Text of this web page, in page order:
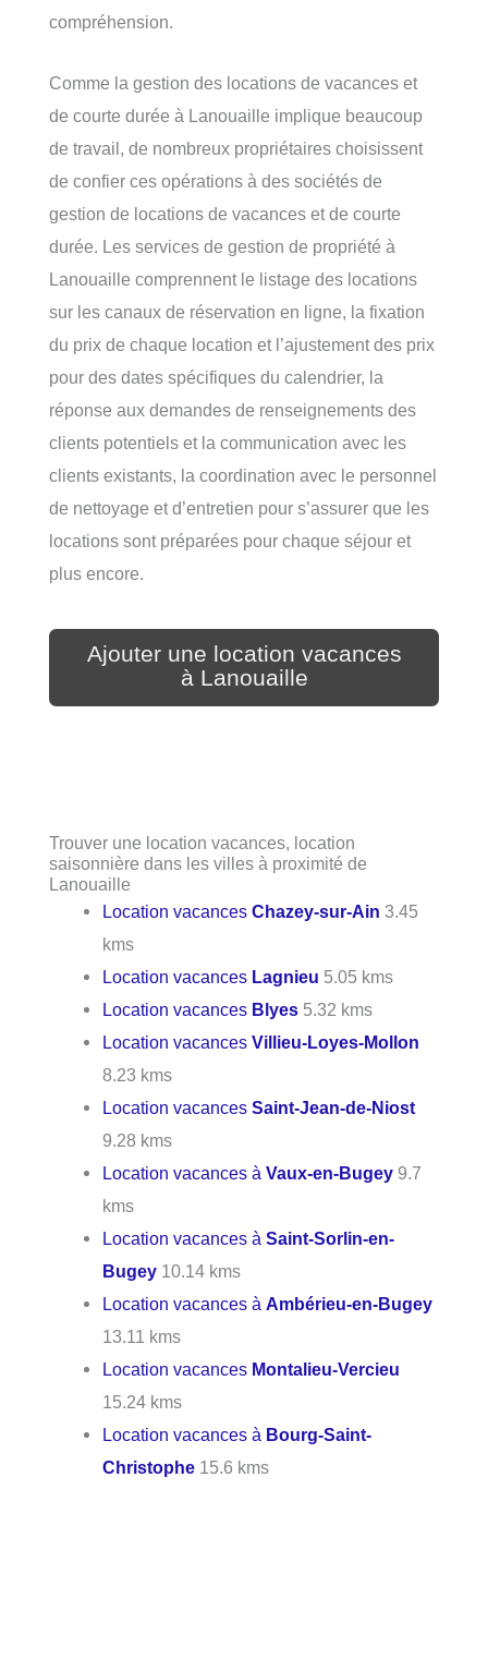
compréhension.
Comme la gestion des locations de vacances et
de courte durée à Lanouaille implique beaucoup
de travail, de nombreux propriétaires choisissent
de confier ces opérations à des sociétés de
gestion de locations de vacances et de courte
durée. Les services de gestion de propriété à
Lanouaille comprennent le listage des locations
sur les canaux de réservation en ligne, la fixation
du prix de chaque location et l’ajustement des prix
pour des dates spécifiques du calendrier, la
réponse aux demandes de renseignements des
clients potentiels et la communication avec les
clients existants, la coordination avec le personnel
de nettoyage et d’entretien pour s’assurer que les
locations sont préparées pour chaque séjour et
plus encore.
Ajouter une location vacances
à Lanouaille
Trouver une location vacances, location
saisonnière dans les villes à proximité de
Lanouaille
Location vacancesChazey-sur-Ain 3.45
kms
Location vacances Lagnieu 5.05 kms
Location vacances Blyes 5.32 kms
Location vacancesVillieu-Loyes-Mollon
8.23 kms
Location vacancesSaint-Jean-de-Niost
9.28 kms
Location vacances àVaux-en-Bugey 9.7
kms
Location vacances àSaint-Sorlin-en-
Bugey 10.14 kms
Location vacances àAmbérieu-en-Bugey
13.11 kms
Location vacances Montalieu-Vercieu
15.24 kms
Location vacances à Bourg-Saint-
Christophe 15.6 kms